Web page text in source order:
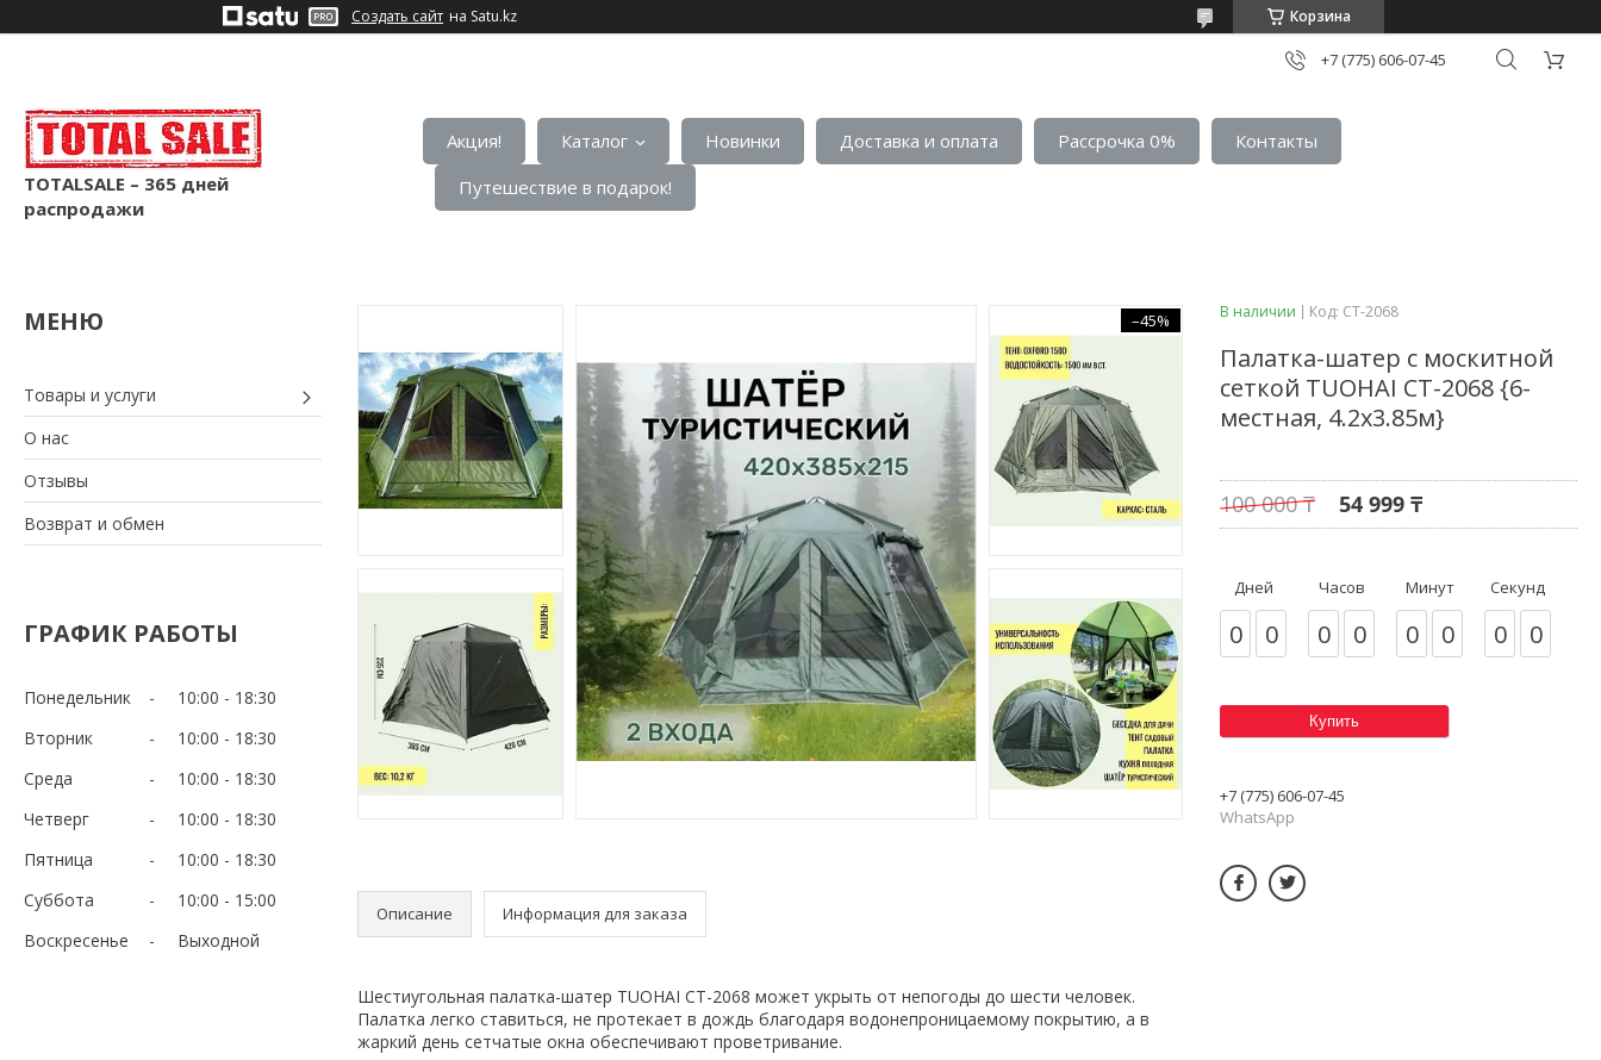
Создать сайт на Satu.kz Корзина
+7 (775) 606-07-45
TOTALSALE – 365 дней
распродажи
Акция! Каталог Новинки Доставка и оплата Рассрочка 0%
Контакты
Путешествие в подарок!
Товары и услуги
О нас
Отзывы
Возврат и обмен
ГРАФИК РАБОТЫ
Понедельник 10:00
18:30
Вторник
10:00
18:30
Среда
10:00
18:30
Четверг
10:00
18:30
Пятница
10:00
18:30
Суббота
10:00
15:00
Воскресенье
Выходной
–45%
Описание Информация для заказа
Шестиугольная палатка-шатер TUOHAI CT-2068 может укрыть от непогоды до шести человек.
Палатка легко ставиться, не протекает в дождь благодаря водонепроницаемому покрытию, а в
жаркий день сетчатые окна обеспечивают проветривание.
В наличии Код: CT-2068
Палатка-шатер с москитной
сеткой TUOHAI CT-2068 {6-
местная, 4.2х3.85м}
100 000 ₸ 54 999 ₸
Дней
0 0
Часов
0 0
Минут
0 0
Секунд
0 0
Купить
+7 (775) 606-07-45
WhatsApp